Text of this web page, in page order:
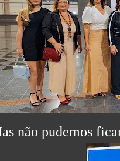
não pudemos